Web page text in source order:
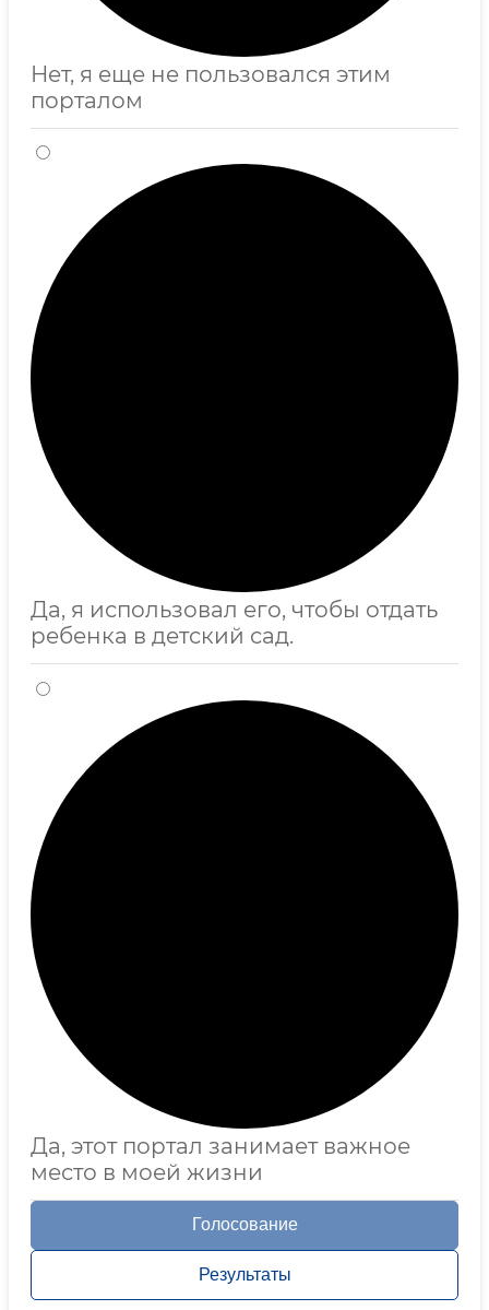
Нет, я еще не пользовался этим
порталом
Да, я использовал его, чтобы отдать
ребенка в детский сад.
Да, этот портал занимает важное
место в моей жизни
Голосование
Результаты